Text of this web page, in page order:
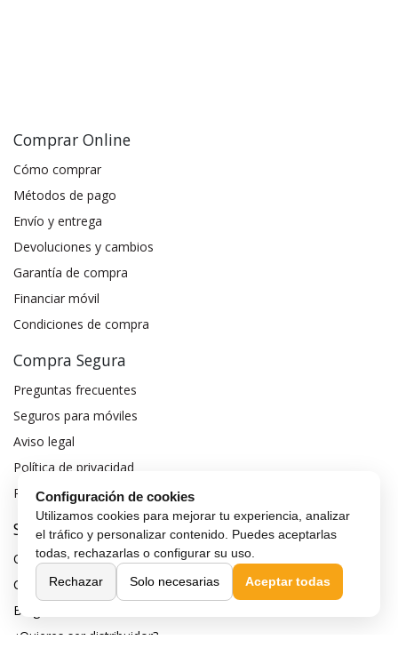
Comprar Online
Cómo comprar
Métodos de pago
Envío y entrega
Devoluciones y cambios
Garantía de compra
Financiar móvil
Condiciones de compra
Compra Segura
Preguntas frecuentes
Seguros para móviles
Aviso legal
Política de privacidad
Política de cookies
Sobre MaxMovil.com
Quiénes somos
Contacta con nosotros
Blog
¿Quieres ser distribuidor?
Configuración de cookies
Utilizamos cookies para mejorar tu experiencia, analizar
el tráfico y personalizar contenido. Puedes aceptarlas
todas, rechazarlas o configurar su uso.
Rechazar
Solo necesarias Aceptar todas